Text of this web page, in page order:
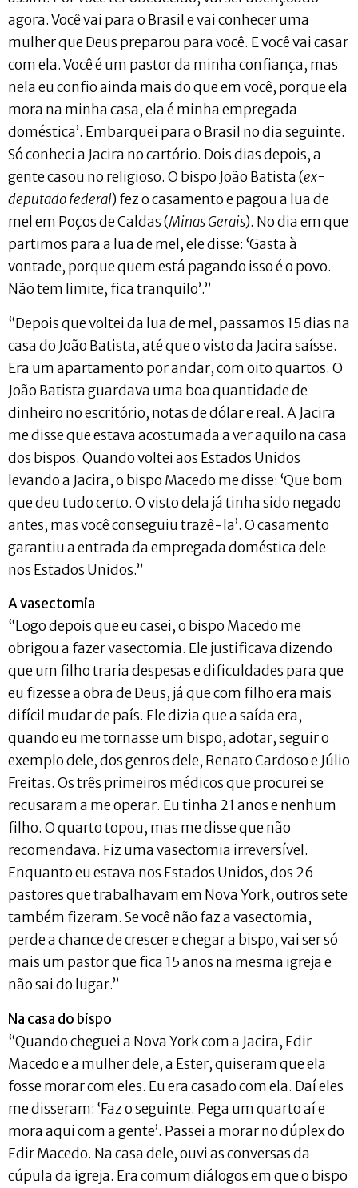
agora. Você vai para o Brasil e vai conhecer uma
mulher que Deus preparou para você. E você vai casar
com ela. Você é um pastor da minha confiança, mas
nela eu confio ainda mais do que em você, porque ela
mora na minha casa, ela é minha empregada
doméstica’. Embarquei para o Brasil no dia seguinte.
Só conheci a Jacira no cartório. Dois dias depois, a
gente casou no religioso. O bispo João Batista (ex-
deputado federal) fez o casamento e pagou a lua de
mel em Poços de Caldas (Minas Gerais). No dia em que
partimos para a lua de mel, ele disse: ‘Gasta à
vontade, porque quem está pagando isso é o povo.
Não tem limite, fica tranquilo’.”
“Depois que voltei da lua de mel, passamos 15 dias na
casa do João Batista, até que o visto da Jacira saísse.
Era um apartamento por andar, com oito quartos. O
João Batista guardava uma boa quantidade de
dinheiro no escritório, notas de dólar e real. A Jacira
me disse que estava acostumada a ver aquilo na casa
dos bispos. Quando voltei aos Estados Unidos
levando a Jacira, o bispo Macedo me disse: ‘Que bom
que deu tudo certo. O visto dela já tinha sido negado
antes, mas você conseguiu trazê-la’. O casamento
garantiu a entrada da empregada doméstica dele
nos Estados Unidos.”
A vasectomia
“Logo depois que eu casei, o bispo Macedo me
obrigou a fazer vasectomia. Ele justificava dizendo
que um filho traria despesas e dificuldades para que
eu fizesse a obra de Deus, já que com filho era mais
difícil mudar de país. Ele dizia que a saída era,
quando eu me tornasse um bispo, adotar, seguir o
exemplo dele, dos genros dele, Renato Cardoso e Júlio
Freitas. Os três primeiros médicos que procurei se
recusaram a me operar. Eu tinha 21 anos e nenhum
filho. O quarto topou, mas me disse que não
recomendava. Fiz uma vasectomia irreversível.
Enquanto eu estava nos Estados Unidos, dos 26
pastores que trabalhavam em Nova York, outros sete
também fizeram. Se você não faz a vasectomia,
perde a chance de crescer e chegar a bispo, vai ser só
mais um pastor que fica 15 anos na mesma igreja e
não sai do lugar.”
Na casa do bispo
“Quando cheguei a Nova York com a Jacira, Edir
Macedo e a mulher dele, a Ester, quiseram que ela
fosse morar com eles. Eu era casado com ela. Daí eles
me disseram: ‘Faz o seguinte. Pega um quarto aí e
mora aqui com a gente’. Passei a morar no dúplex do
Edir Macedo. Na casa dele, ouvi as conversas da
cúpula da igreja. Era comum diálogos em que o bispo